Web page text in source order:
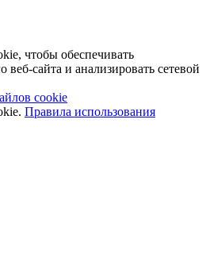
чтобы обеспечивать
сайта и анализировать сетевой
cookie
Правила использования